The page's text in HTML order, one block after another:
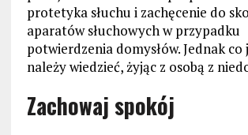
protetyka słuchu i zachęcenie do
aparatów słuchowych w przypadku
potwierdzenia domysłów. Jednak co
należy wiedzieć, żyjąc z osobą z
Zachowaj spokój